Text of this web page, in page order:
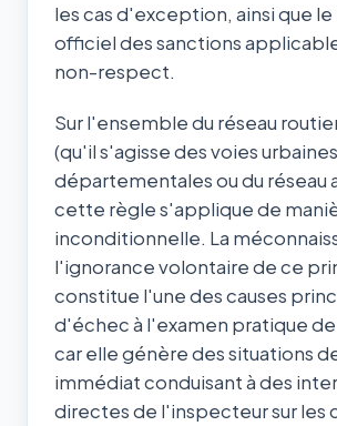
les cas d'exception, ainsi que
officiel des sanctions
non-respect.
Sur l'ensemble du réseau
(qu'il s'agisse des voies
départementales ou du réseau
cette règle s'applique de
inconditionnelle. La
l'ignorance volontaire de ce
constitue l'une des causes
d'échec à l'examen pratique
car elle génère des situations
immédiat conduisant à des
directes de l'inspecteur sur les